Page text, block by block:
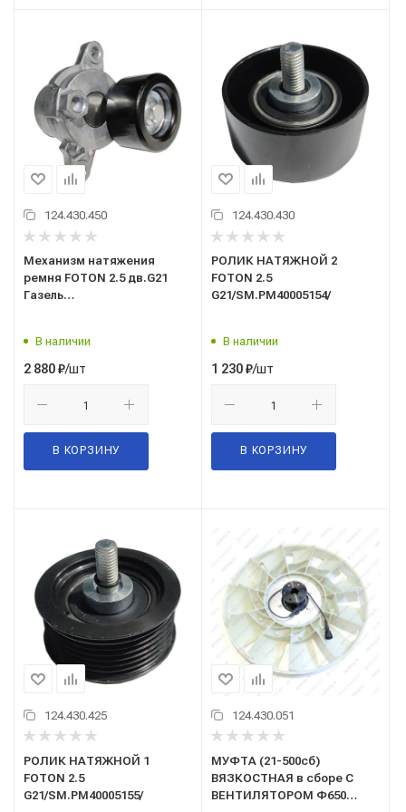
124.430.450
Механизм натяжения
ремня FOTON 2.5 дв.G21
Газель
В наличии
2 880₽/шт
В КОРЗИНУ
124.430.430
РОЛИК НАТЯЖНОЙ 2
FOTON 2.5
G21/SM.PM40005154/
В наличии
1 230₽/шт
В КОРЗИНУ
124.430.425
РОЛИК НАТЯЖНОЙ 1
FOTON 2.5
G21/SM.PM40005155/
124.430.051
МУФТА (21-500сб)
ВЯЗКОСТНАЯ в сборе С
ВЕНТИЛЯТОРОМ Ф650